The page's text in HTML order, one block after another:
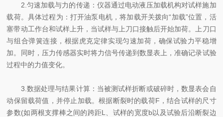
2.匀速加载与力的传递：仪器通过电动液压加载机构对试样施加
载荷。具体过程为：打开油泵电机，将加载开关拨向“加载”位置，活
塞带动工作台和试样上升，当试样与上刀口接触后开始加荷。上刀口
与组合弹簧连接，根据虎克定律实现匀速加荷，确保试验力平稳增
加。同时，压力传感器实时将力信号传递到数显表上，准确记录试验
过程中的力值变化。
3.数据处理与结果计算：当被测试样折断或破碎时，数显表会自
动保留载荷值，并停止加载。根据断裂时的载荷F，结合试样的尺寸
参数(如两根支撑棒之间的跨距L、试样的宽度b以及试验后沿断裂边